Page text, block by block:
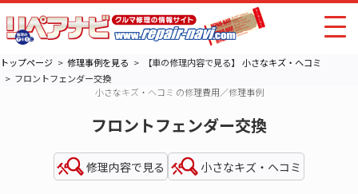
トップページ 修理事例を見る 【車の修理内容で見る】小さなキズ・ヘコミ
フロントフェンダー交換
小さなキズ・ヘコミ の修理費用／修理事例
フロントフェンダー交換
修理内容で見る 小さなキズ・ヘコミ